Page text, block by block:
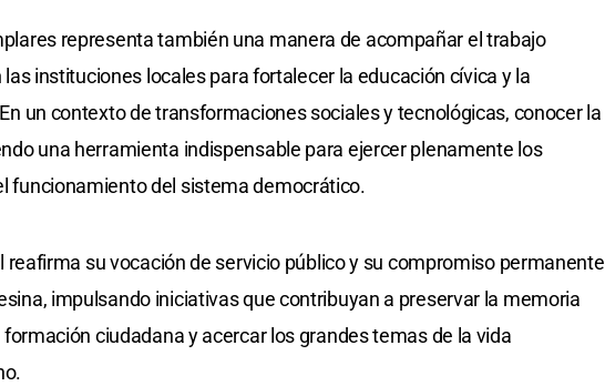
representa también una manera de acompañar el trabajo
instituciones locales para fortalecer la educación cívica y la
un contexto de transformaciones sociales y tecnológicas, conocer la
una herramienta indispensable para ejercer plenamente los
funcionamiento del sistema democrático.
reafirma su vocación de servicio público y su compromiso permanente
impulsando iniciativas que contribuyan a preservar la memoria
ciudadana y acercar los grandes temas de la vida